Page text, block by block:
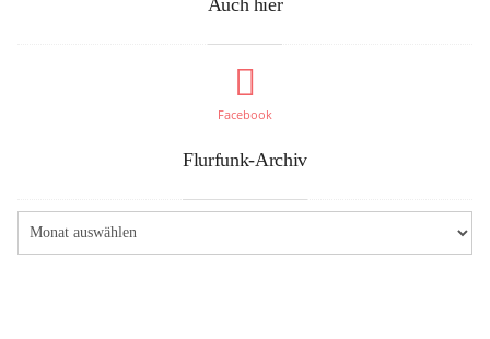
Facebook
Flurfunk-Archiv